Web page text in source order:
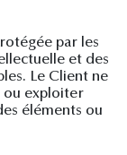
par les
et des
Le Client ne
ou exploiter
éléments ou